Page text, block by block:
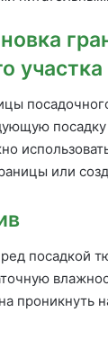
участка
посадку
или
посадкой
проникнуть